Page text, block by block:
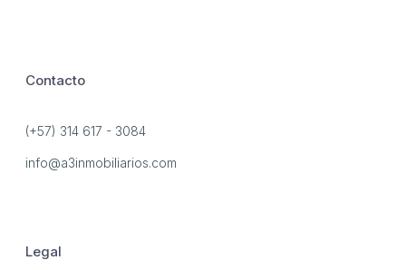
Contacto
(+57) 314 617 - 3084
info@a3inmobiliarios.com
Legal